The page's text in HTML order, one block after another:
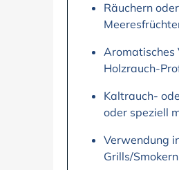
Räuchern
Aromatisches
Holzrauch-
Kaltrauch-
oder speziell
Verwendung
Grills/Smokern